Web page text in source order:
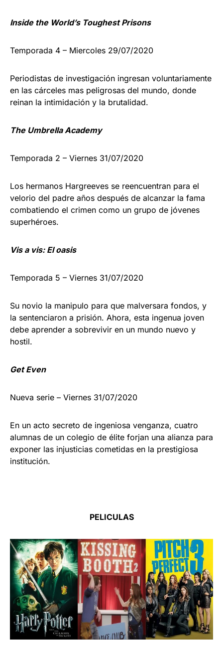
Inside the World’s Toughest Prisons
Temporada 4 – Miercoles 29/07/2020
Periodistas de investigación ingresan voluntariamente
en las cárceles mas peligrosas del mundo, donde
reinan la intimidación y la brutalidad.
The Umbrella Academy
Temporada 2 – Viernes 31/07/2020
Los hermanos Hargreeves se reencuentran para el
velorio del padre años después de alcanzar la fama
combatiendo el crimen como un grupo de jóvenes
superhéroes.
Vis a vis: El oasis
Temporada 5 – Viernes 31/07/2020
Su novio la manipulo para que malversara fondos, y
la sentenciaron a prisión. Ahora, esta ingenua joven
debe aprender a sobrevivir en un mundo nuevo y
hostil.
Get Even
Nueva serie – Viernes 31/07/2020
En un acto secreto de ingeniosa venganza, cuatro
alumnas de un colegio de élite forjan una alianza para
exponer las injusticias cometidas en la prestigiosa
institución.
PELICULAS